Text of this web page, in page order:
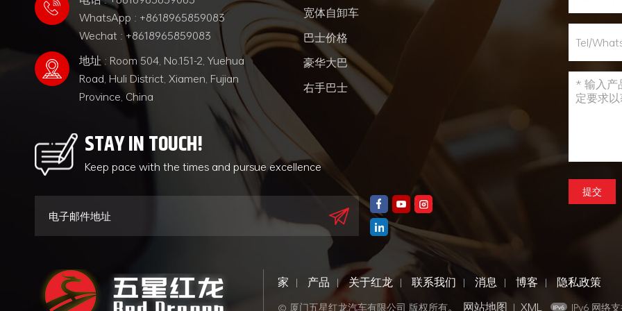
WhatsApp : +8618965859083
Wechat : +8618965859083
地址 : Room 504, No.151-2, Yuehua
Road, Huli District, Xiamen, Fujian
Province, China
宽体自卸车
巴士价格
豪华大巴
右手巴士
STAY IN TOUCH!
Keep pace with the times and pursue excellence
提交
家 | 产品 | 关于红龙 | 联系我们 | 消息 | 博客 | 隐私政策
© 厦门五星红龙汽车有限公司 版权所有。 网站地图 | XML IPv6 网络